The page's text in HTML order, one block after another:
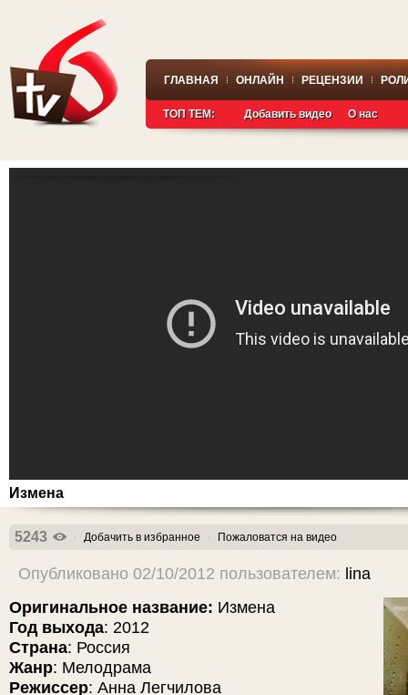
ГЛАВНАЯ ОНЛАЙН РЕЦЕНЗИИ
ТОП ТЕМ: Добавить видео О нас
Измена
5243 Добачить в избранное Пожаловатся на видео
Опубликовано 02/10/2012 пользователем: lina
Оригинальное название: Измена
Год выхода: 2012
Страна: Россия
Жанр: Мелодрама
Режиссер: Анна Легчилова